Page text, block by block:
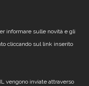
informare sulle novità e gli
cliccando sul link inserito
vengono inviate attraverso